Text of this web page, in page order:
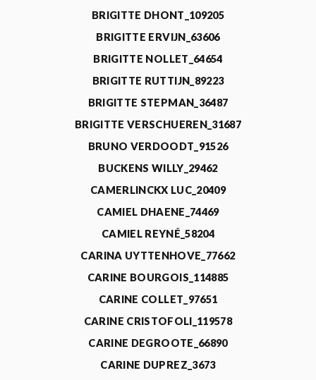
BRIGITTE DHONT_109205
BRIGITTE ERVIJN_63606
BRIGITTE NOLLET_64654
BRIGITTE RUTTIJN_89223
BRIGITTE STEPMAN_36487
BRIGITTE VERSCHUEREN_31687
BRUNO VERDOODT_91526
BUCKENS WILLY_29462
CAMERLINCKX LUC_20409
CAMIEL DHAENE_74469
CAMIEL REYNÉ_58204
CARINA UYTTENHOVE_77662
CARINE BOURGOIS_114885
CARINE COLLET_97651
CARINE CRISTOFOLI_119578
CARINE DEGROOTE_66890
CARINE DUPREZ_3673